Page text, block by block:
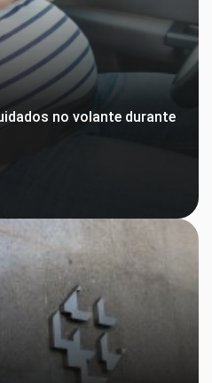
no volante durante